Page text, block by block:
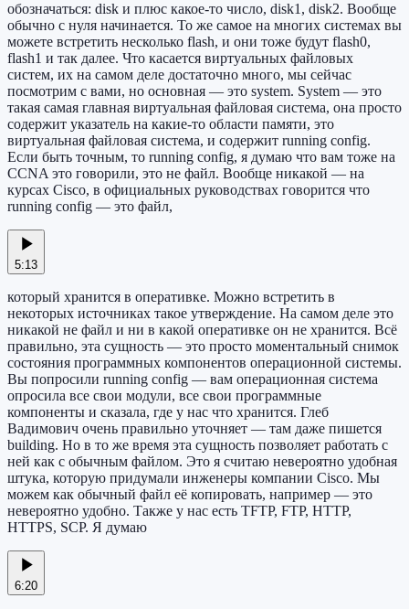
обозначаться: disk и плюс какое-то число, disk1, disk2. Вообще
обычно с нуля начинается. То же самое на многих системах вы
можете встретить несколько flash, и они тоже будут flash0,
flash1 и так далее. Что касается виртуальных файловых
систем, их на самом деле достаточно много, мы сейчас
посмотрим с вами, но основная — это system. System — это
такая самая главная виртуальная файловая система, она просто
содержит указатель на какие-то области памяти, это
виртуальная файловая система, и содержит running config.
Если быть точным, то running config, я думаю что вам тоже на
CCNA это говорили, это не файл. Вообще никакой — на
курсах Cisco, в официальных руководствах говорится что
running config — это файл,
5:13
который хранится в оперативке. Можно встретить в
некоторых источниках такое утверждение. На самом деле это
никакой не файл и ни в какой оперативке он не хранится. Всё
правильно, эта сущность — это просто моментальный снимок
состояния программных компонентов операционной системы.
Вы попросили running config — вам операционная система
опросила все свои модули, все свои программные
компоненты и сказала, где у нас что хранится. Глеб
Вадимович очень правильно уточняет — там даже пишется
building. Но в то же время эта сущность позволяет работать с
ней как с обычным файлом. Это я считаю невероятно удобная
штука, которую придумали инженеры компании Cisco. Мы
можем как обычный файл её копировать, например — это
невероятно удобно. Также у нас есть TFTP, FTP, HTTP,
HTTPS, SCP. Я думаю
6:20